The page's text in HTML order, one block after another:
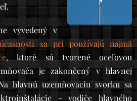
vyvedený v
sa pri používajú najmä
, ktoré sú tvorené oceľovou
je zakončený v hlavnej
hlavnú uzemňovaciu svorku sa
- vodiče hlavného